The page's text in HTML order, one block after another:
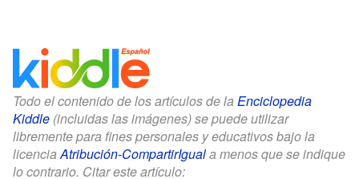
Todo el contenido de los artículos de la Enciclopedia
Kiddle (incluidas las imágenes) se puede utilizar
libremente para fines personales y educativos bajo la
licenciaAtribución-CompartirIguala menos que se indique
lo contrario. Citar este artículo: